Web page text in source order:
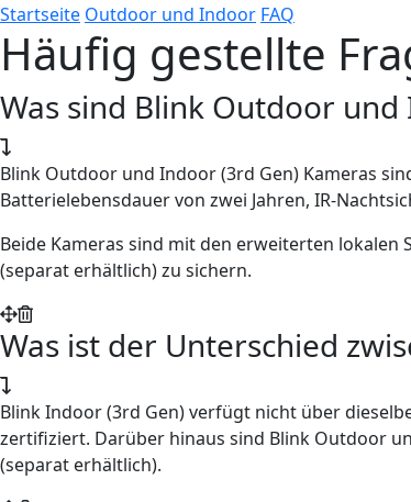
Startseite Outdoor und Indoor FAQ
Häufig gestellte
Was sind Blink Outdoor und
Blink Outdoor und Indoor (3rd Gen) Kameras
Batterielebensdauer von zwei Jahren, IR-
Beide Kameras sind mit den erweiterten lokalen
(separat erhältlich) zu sichern.
Was ist der Unterschied
Blink Indoor (3rd Gen) verfügt nicht über
zertifiziert. Darüber hinaus sind Blink Outdoor
(separat erhältlich).